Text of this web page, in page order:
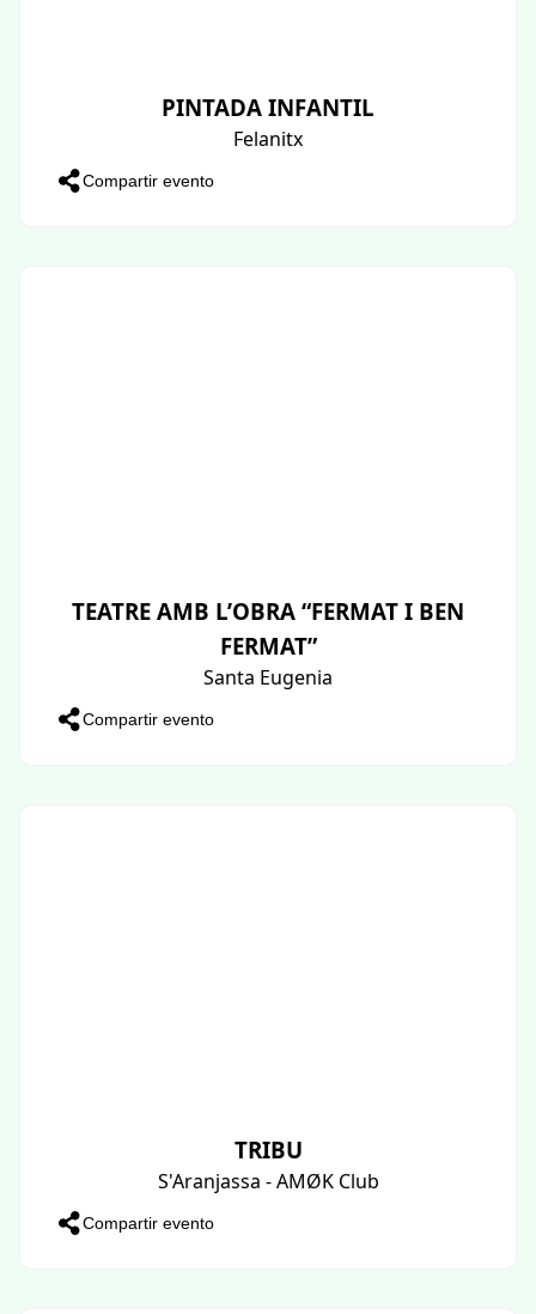
PINTADA INFANTIL
Felanitx
Compartir evento
TEATRE AMB L’OBRA “FERMAT I BEN
FERMAT”
Santa Eugenia
Compartir evento
TRIBU
S'Aranjassa - AMØK Club
Compartir evento